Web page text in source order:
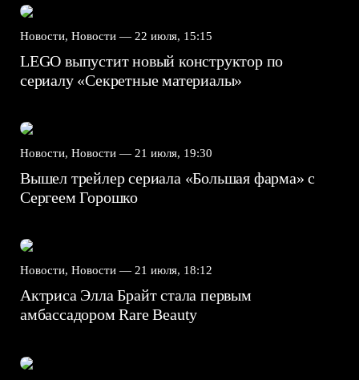
Новости, Новости — 22 июля, 15:15
LEGO выпустит новый конструктор по
сериалу «Секретные материалы»
Новости, Новости — 21 июля, 19:30
Вышел трейлер сериала «Большая фарма» с
Сергеем Горошко
Новости, Новости — 21 июля, 18:12
Актриса Элла Брайт стала первым
амбассадором Rare Beauty